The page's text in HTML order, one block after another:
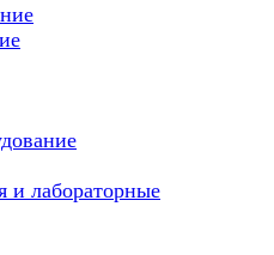
и лабораторные